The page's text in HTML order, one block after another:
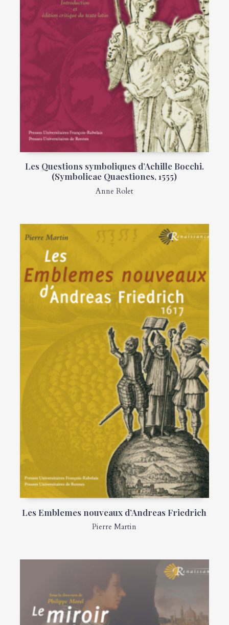
Les Questions symboliques d’Achille Bocchi.
(Symbolicae Quaestiones, 1555)
Anne Rolet
Les Emblemes nouveaux d’Andreas Friedrich
Pierre Martin